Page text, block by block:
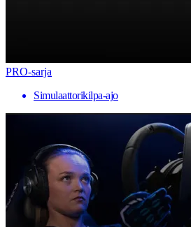
PRO-sarja
Simulaattorikilpa-ajo